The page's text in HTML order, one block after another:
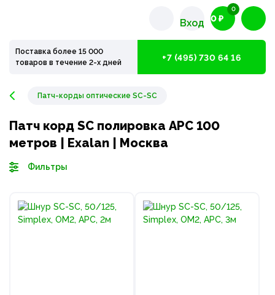
Вход 0 ₽
0
Поставка более 15 000
товаров в течение 2-х дней
+7 (495) 730 64 16
Патч-корды оптические SC-SC
Патч корд SC полировка APC 100
метров | Exalan | Москва
Фильтры